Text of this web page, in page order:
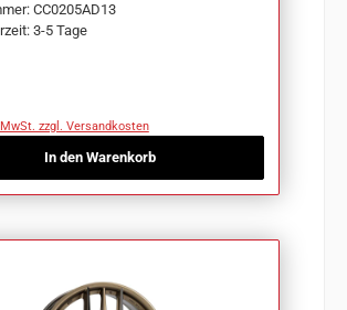
CC0205AD13
3-5 Tage
zzgl. Versandkosten
In den Warenkorb